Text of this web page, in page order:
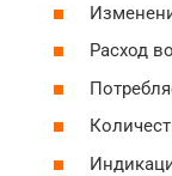
Расход